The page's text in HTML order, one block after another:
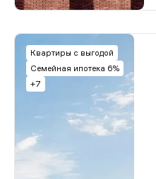
Квартиры с выгодой
Семейная ипотека 6%
+7